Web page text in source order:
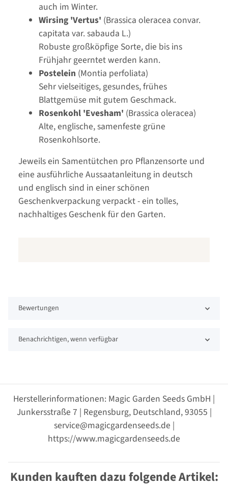
auch im Winter.
Wirsing 'Vertus' (Brassica oleracea convar.
capitata var. sabauda L.)
Robuste großköpfige Sorte, die bis ins
Frühjahr geerntet werden kann.
Postelein (Montia perfoliata)
Sehr vielseitiges, gesundes, frühes
Blattgemüse mit gutem Geschmack.
Rosenkohl 'Evesham' (Brassica oleracea)
Alte, englische, samenfeste grüne
Rosenkohlsorte.
Jeweils ein Samentütchen pro Pflanzensorte und
eine ausführliche Aussaatanleitung in deutsch
und englisch sind in einer schönen
Geschenkverpackung verpackt - ein tolles,
nachhaltiges Geschenk für den Garten.
Bewertungen
Benachrichtigen, wenn verfügbar
Herstellerinformationen: Magic Garden Seeds GmbH |
Junkersstraße 7 | Regensburg, Deutschland, 93055 |
service@magicgardenseeds.de |
https://www.magicgardenseeds.de
Kunden kauften dazu folgende Artikel: